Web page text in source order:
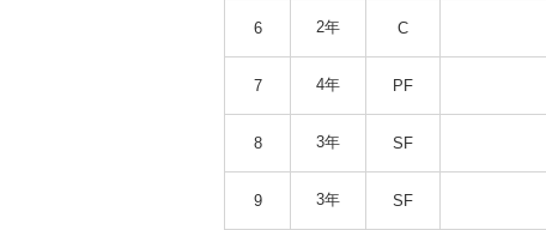
6 2年 C
7 4年 PF
8 3年 SF
9 3年 SF